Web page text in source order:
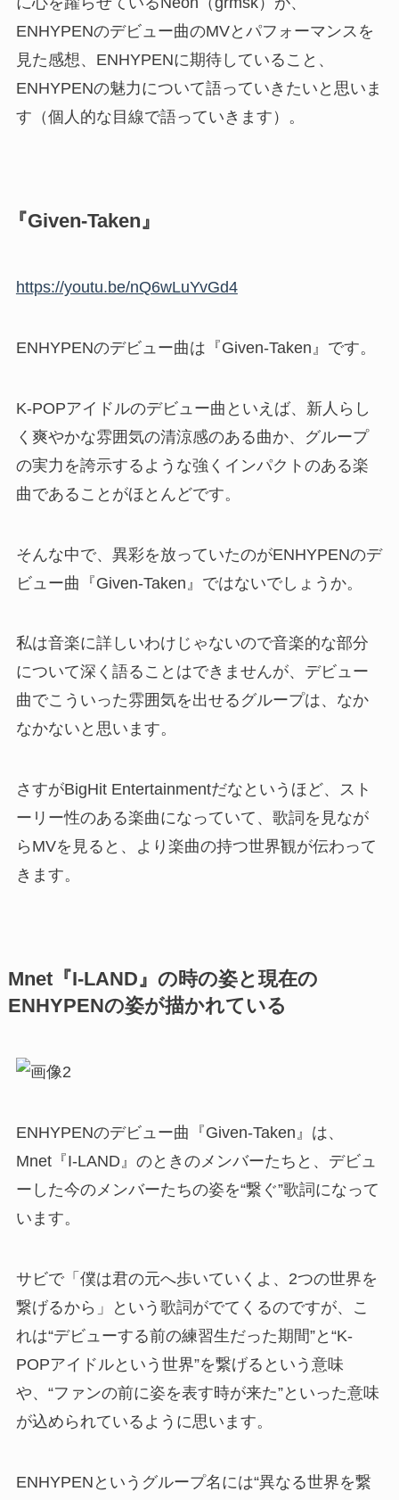
ENHYPENのデビュー曲のMVとパフォーマンスを
見た感想、ENHYPENに期待していること、
ENHYPENの魅力について語っていきたいと思いま
す（個人的な目線で語っていきます）。
『Given-Taken』
https://youtu.be/nQ6wLuYvGd4
ENHYPENのデビュー曲は『Given-Taken』です。
K-POPアイドルのデビュー曲といえば、新人らし
く爽やかな雰囲気の清涼感のある曲か、グループ
の実力を誇示するような強くインパクトのある楽
曲であることがほとんどです。
そんな中で、異彩を放っていたのがENHYPENのデ
ビュー曲『Given-Taken』ではないでしょうか。
私は音楽に詳しいわけじゃないので音楽的な部分
について深く語ることはできませんが、デビュー
曲でこういった雰囲気を出せるグループは、なか
なかないと思います。
さすがBigHit Entertainmentだなというほど、スト
ーリー性のある楽曲になっていて、歌詞を見なが
らMVを見ると、より楽曲の持つ世界観が伝わって
きます。
Mnet『I-LAND』の時の姿と現在の
ENHYPENの姿が描かれている
ENHYPENのデビュー曲『Given-Taken』は、
Mnet『I-LAND』のときのメンバーたちと、デビュ
ーした今のメンバーたちの姿を“繋ぐ”歌詞になって
います。
サビで「僕は君の元へ歩いていくよ、2つの世界を
繋げるから」という歌詞がでてくるのですが、こ
れは“デビューする前の練習生だった期間”と“K-
POPアイドルという世界”を繋げるという意味
や、“ファンの前に姿を表す時が来た”といった意味
が込められているように思います。
ENHYPENというグループ名には“異なる世界を繋